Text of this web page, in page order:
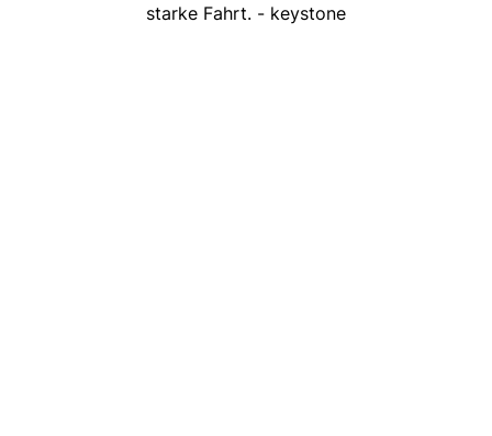
starke Fahrt. - keystone